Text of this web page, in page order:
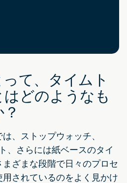
て、タイムト
どのようなも
、ストップウォッチ、
、さらには紙ベースのタイ
ざまな段階で日々のプロセ
されているのをよく見かけ